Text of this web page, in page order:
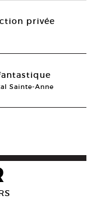
privée
Sainte-Anne